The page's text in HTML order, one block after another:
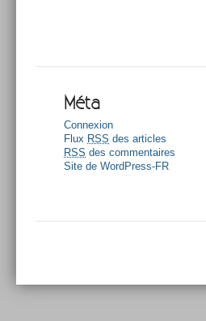
Méta
Connexion
Flux RSS des articles
RSS des commentaires
Site de WordPress-FR